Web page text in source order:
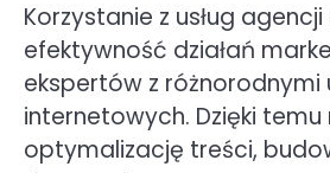
Korzystanie z usług
efektywność działań
ekspertów z
internetowych. Dzięki
optymalizację treści,